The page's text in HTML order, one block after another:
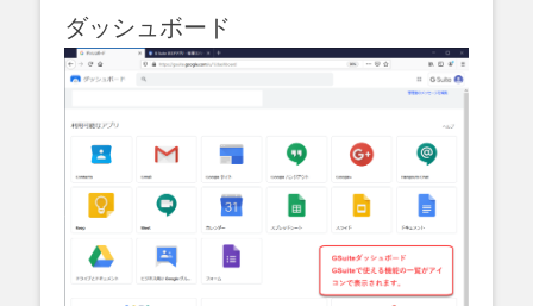
ダッシュボード